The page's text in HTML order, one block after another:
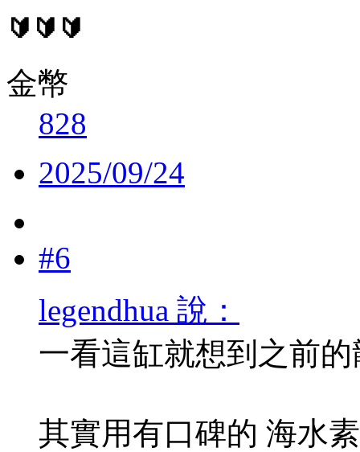
🔰🔰🔰
金幣
828
2025/09/24
#6
legendhua 說：
一看這缸就想到之前的
其實用有口碑的 海水